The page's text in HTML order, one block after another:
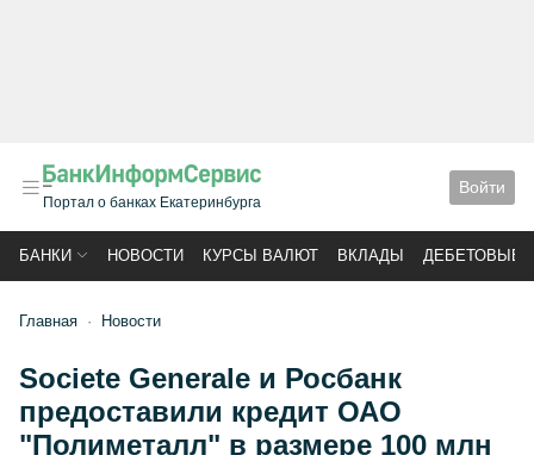
Портал о банках Екатеринбурга
Войти
БАНКИ НОВОСТИ КУРСЫ ВАЛЮТ ВКЛАДЫ ДЕБЕТОВЫЕ
Главная Новости
Societe Generale и Росбанк
предоставили кредит ОАО
"Полиметалл" в размере 100 млн